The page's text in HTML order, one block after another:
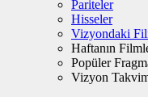
Pariteler
Hisseler
Vizyondaki
Haftanın
Popüler
Vizyon